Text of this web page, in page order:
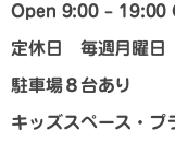
Open 9:00 – 19:00
定休日 毎週月曜日
駐車場８台あり
キッズスペース・プ